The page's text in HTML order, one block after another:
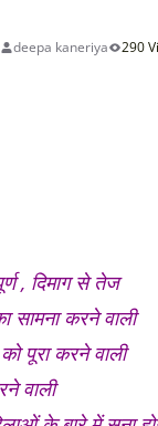
deepa kaneriya 290
, दिमाग से तेज
सामना करने वाली
पूरा करने वाली
वाली